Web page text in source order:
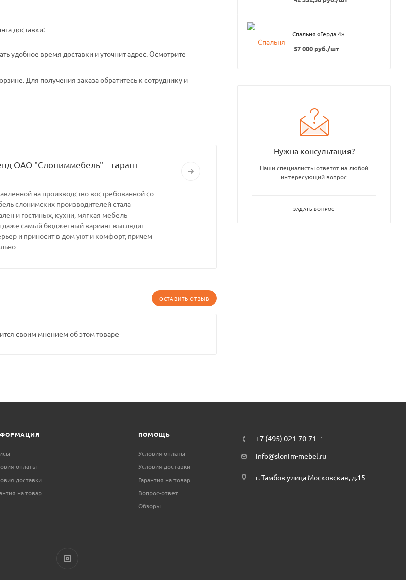
доставки:
удобное время доставки и уточнит адрес. Осмотрите
Для получения заказа обратитесь к сотруднику и
ОАО "Слониммебель" – гарант
на производство востребованной со
слонимских производителей стала
и гостиных, кухни, мягкая мебель
даже самый бюджетный вариант выглядит
и приносит в дом уют и комфорт, причем
ОСТАВИТЬ ОТЗЫВ
своим мнением об этом товаре
Спальня «Герда 4»
57 000 руб./шт
Нужна консультация?
Наши специалисты ответят на любой
интересующий вопрос
ЗАДАТЬ ВОПРОС
оплаты
доставки
на товар
ПОМОЩЬ
Условия оплаты
Условия доставки
Гарантия на товар
Вопрос-ответ
Обзоры
+7 (495) 021-70-71
info@slonim-mebel.ru
г. Тамбов улица Московская, д.15